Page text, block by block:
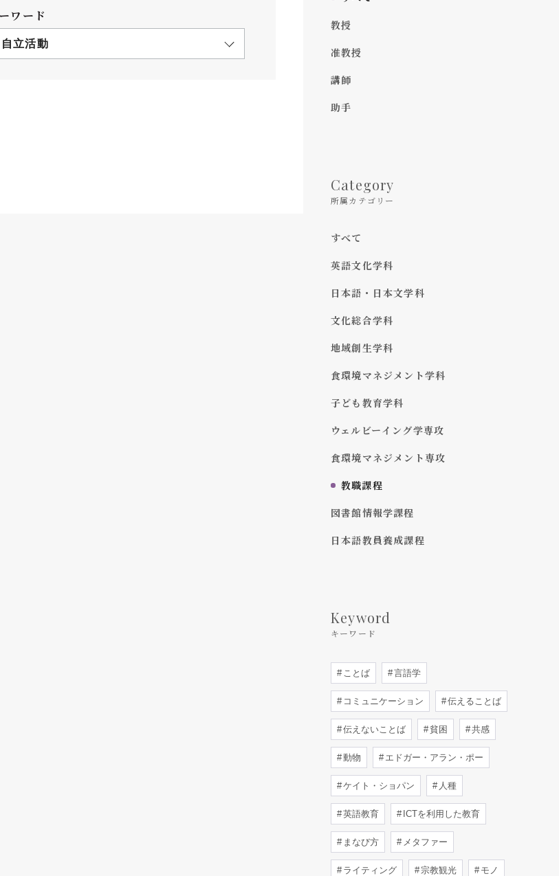
ワード
自立活動
教授
准教授
講師
助手
Category
所属カテゴリー
すべて
英語文化学科
日本語・日本文学科
文化総合学科
地域創生学科
食環境マネジメント学科
子ども教育学科
ウェルビーイング学専攻
食環境マネジメント専攻
教職課程
図書館情報学課程
日本語教員養成課程
Keyword
キーワード
ことば 言語学
コミュニケーション 伝えることば
伝えないことば 貧困 共感
動物 エドガー・アラン・ポー
ケイト・ショパン 人種
英語教育 ICTを利用した教育
まなび方 メタファー
ライティング 宗教観光 モノ